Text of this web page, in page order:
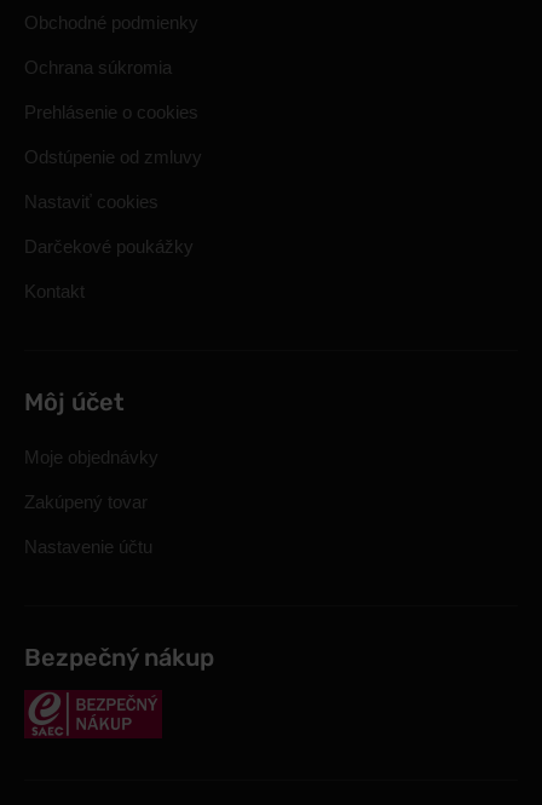
Obchodné podmienky
Ochrana súkromia
Prehlásenie o cookies
Odstúpenie od zmluvy
Nastaviť cookies
Darčekové poukážky
Kontakt
Môj účet
Moje objednávky
Zakúpený tovar
Nastavenie účtu
Bezpečný nákup